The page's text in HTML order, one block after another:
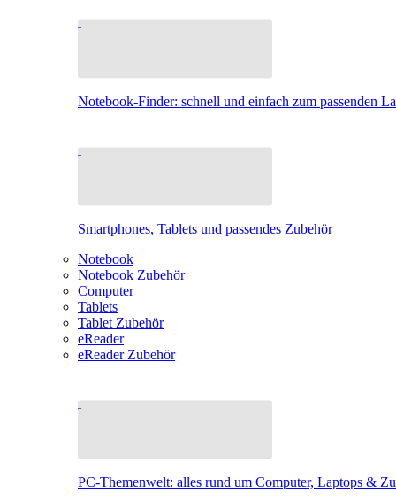
Notebook-Finder: schnell und einfach zum passenden
Smartphones, Tablets und passendes Zubehör
Notebook
Notebook Zubehör
Computer
Tablets
Tablet Zubehör
eReader
eReader Zubehör
PC-Themenwelt: alles rund um Computer, Laptops &